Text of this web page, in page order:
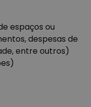
espaços ou
despesas de
entre outros)